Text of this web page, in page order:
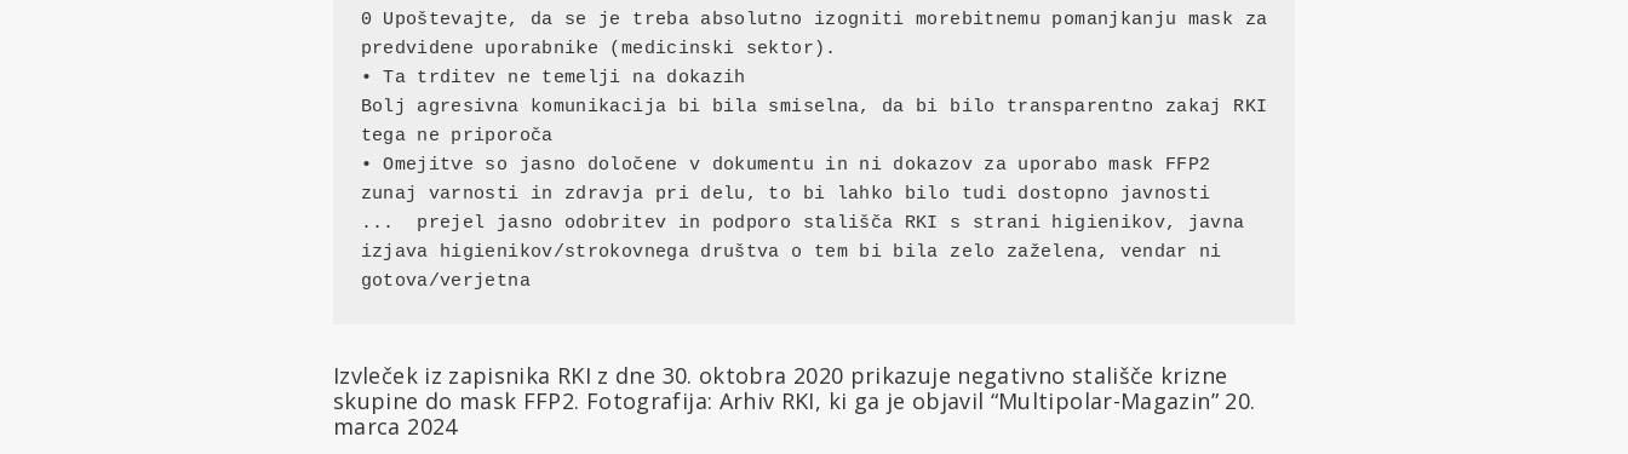
0 Upoštevajte, da se je treba absolutno izogniti morebitnemu pomanjkanju mask za
predvidene uporabnike (medicinski sektor).
• Ta trditev ne temelji na dokazih
Bolj agresivna komunikacija bi bila smiselna, da bi bilo transparentno zakaj RKI
tega ne priporoča
• Omejitve so jasno določene v dokumentu in ni dokazov za uporabo mask FFP2
zunaj varnosti in zdravja pri delu, to bi lahko bilo tudi dostopno javnosti
...  prejel jasno odobritev in podporo stališča RKI s strani higienikov, javna
izjava higienikov/strokovnega društva o tem bi bila zelo zaželena, vendar ni
gotova/verjetna
Izvleček iz zapisnika RKI z dne 30. oktobra 2020 prikazuje negativno stališče krizne
skupine do mask FFP2. Fotografija: Arhiv RKI, ki ga je objavil “Multipolar-Magazin” 20.
marca 2024